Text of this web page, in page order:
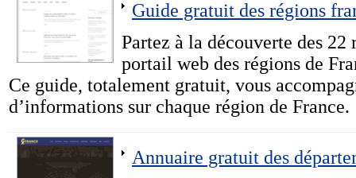
Guide gratuit des régions
Partez à la découverte des
portail web des régions de
Ce guide, totalement gratuit, vous
d’informations sur chaque région de France.
Annuaire gratuit des